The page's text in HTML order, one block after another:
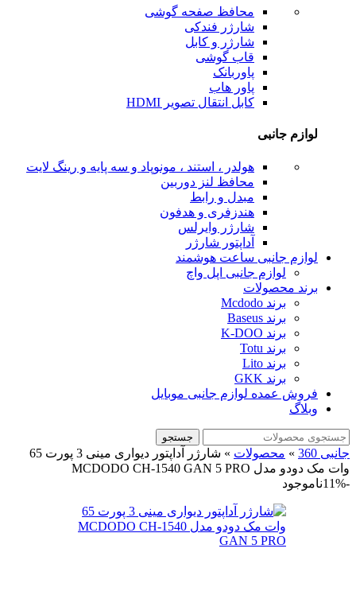
محافظ صفحه گوشی
شارژر فندکی
شارژر و کابل
قاب گوشی
پاوربانک
پاور هاب
کابل انتقال تصویر HDMI
لوازم جانبی
هولدر ، استند ، مونوپاد و سه پایه و رینگ لایت
محافظ لنز دوربین
مبدل و رابط
هندزفری و هدفون
شارژر وایرلس
آداپتور شارژر
لوازم جانبی ساعت هوشمند
لوازم جانبی اپل واچ
برند محصولات
برند Mcdodo
برند Baseus
برند K-DOO
برند Totu
برند Lito
برند GKK
فروش عمده لوازم جانبی موبایل
وبلاگ
جستجو
جانبی 360 » محصولات »
شارژر آداپتور دیواری مینی 3 پورت 65
وات مک دودو مدل MCDODO CH-1540 GAN 5 PRO
-11%
ناموجود